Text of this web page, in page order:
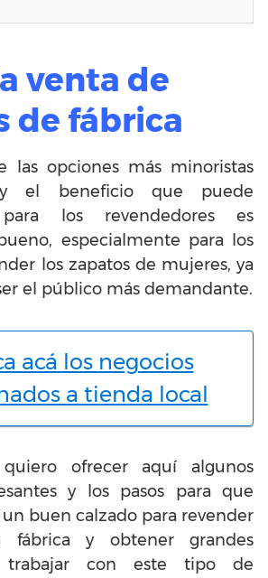
venta de
de fábrica
las opciones más minoristas
y el beneficio que puede
para los revendedores es
especialmente para los
los zapatos de mujeres, ya
el público más demandante.
acá los negocios
a tienda local
ofrecer aquí algunos
y los pasos para que
buen calzado para revender
y obtener grandes
trabajar con este tipo de